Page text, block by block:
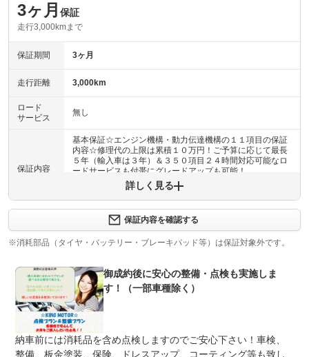
3ヶ月 保証
走行3,000kmまで
保証期間 3ヶ月
走行距離 3,000km
ロード
サービス
無し
保証内容
基本保証☆エンジン機構・動力伝達機構の１１項目の保証
内容☆修理代の上限は累積１０万円！ご予算に応じて最長
５年（輸入車は３年）＆３５０項目２４時間対応可能なロ
ードサービスも付帯にグレードアップも可能！
上限金額
免責金 無し
保証修理
受付先
-
詳しく見る
保証内容を確認する
※消耗部品（タイヤ・バッテリー・ブレーキパッド等）は保証対象外です。
御成約後に安心の整備・点検も実施しま
す！（一部車種除く）
納車前には消耗品を含め点検しますのでご安心下さい！車検、
整備、板金塗装、保険、ドレスアップ、コーティング等も致し